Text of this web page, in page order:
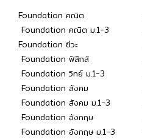
Foundation คณิต
Foundation คณิต ม.1-3
Foundation ชีวะ
Foundation ฟิสิกส์
Foundation วิทย์ ม.1-3
Foundation สังคม
Foundation สังคม ม.1-3
Foundation อังกฤษ
Foundation อังกฤษ ม.1-3